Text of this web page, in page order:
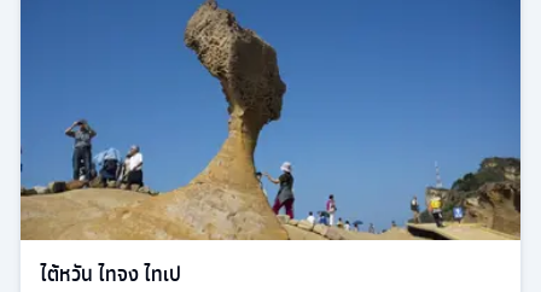
ไต้หวัน ไทจง ไทเป